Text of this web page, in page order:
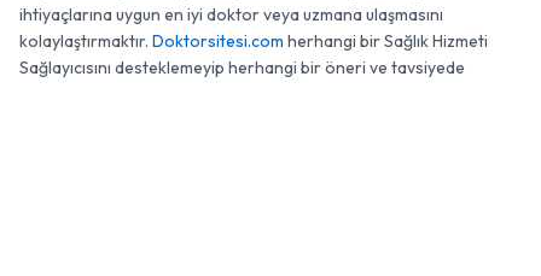
ihtiyaçlarına uygun en iyi doktor veya uzmana ulaşmasını
kolaylaştırmaktır. Doktorsitesi.com herhangi bir Sağlık Hizmeti
Sağlayıcısını desteklemeyip herhangi bir öneri ve tavsiyede